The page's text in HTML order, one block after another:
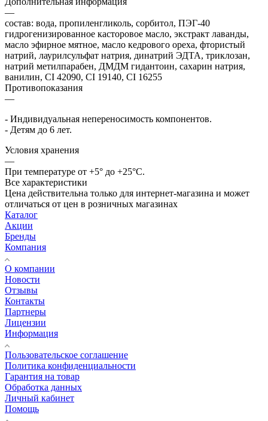
—
состав: вода, пропиленгликоль, сорбитол, ПЭГ-40
гидрогенизированное касторовое масло, экстракт лаванды,
масло эфирное мятное, масло кедрового ореха, фтористый
натрий, лаурилсульфат натрия, динатрий ЭДТА, триклозан,
натрий метилпарабен, ДМДМ гидантоин, сахарин натрия,
ванилин, CI 42090, CI 19140, СI 16255
Противопоказания
—
- Индивидуальная непереносимость компонентов.
- Детям до 6 лет.
Условия хранения
—
При температуре от +5° до +25°С.
Все характеристики
Цена действительна только для интернет-магазина и может
отличаться от цен в розничных магазинах
Каталог
Акции
Бренды
Компания
О компании
Новости
Отзывы
Контакты
Партнеры
Лицензии
Информация
Пользовательское соглашение
Политика конфиденциальности
Гарантия на товар
Обработка данных
Личный кабинет
Помощь